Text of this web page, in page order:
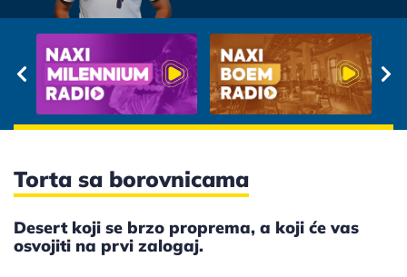
Torta sa borovnicama
Desert koji se brzo proprema, a koji će vas
osvojiti na prvi zalogaj.